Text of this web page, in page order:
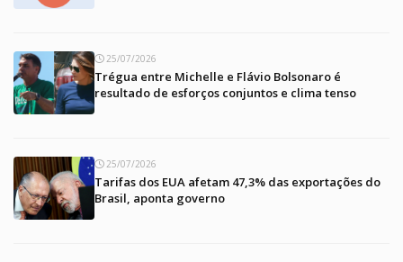
25/07/2026
Trégua entre Michelle e Flávio Bolsonaro é
resultado de esforços conjuntos e clima tenso
25/07/2026
Tarifas dos EUA afetam 47,3% das exportações do
Brasil, aponta governo